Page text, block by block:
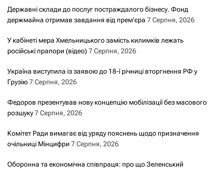
Державні склади до послуг постраждалого бізнесу. Фонд
держмайна отримав завдання від прем’єра 7 Серпня, 2026
У кабінеті мера Хмельницького замість килимків лежать
російські прапори (відео) 7 Серпня, 2026
Україна виступила із заявою до 18-ї річниці вторгнення РФ у
Грузію7 Серпня, 2026
Федоров презентував нову концепцію мобілізації без масового
розшуку7 Серпня, 2026
Комітет Ради вимагає від уряду пояснень щодо призначення
очільниці Мінцифри 7 Серпня, 2026
Оборонна та економічна співпраця: про що Зеленський